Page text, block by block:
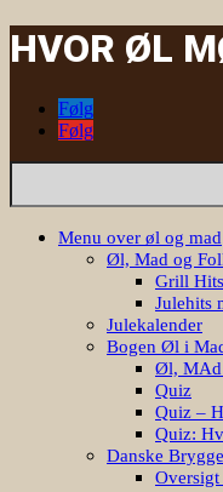
HVOR ØL
Følg
Følg
Søg
Menu over øl og mad
Øl, Mad og
Grill
Julehits
Julekalender
Bogen Øl i
Øl, MAd
Quiz
Quiz –
Quiz:
Danske